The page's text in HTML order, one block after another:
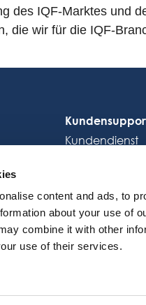
content and ads, to
about your use of
combine it with other
use of their services.
des IQF-Marktes und
die wir für die IQF-
Kundendienst
© 2026